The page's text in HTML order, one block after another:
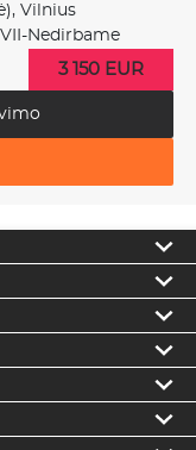
Vilnius
VII-Nedirbame
3 150 EUR